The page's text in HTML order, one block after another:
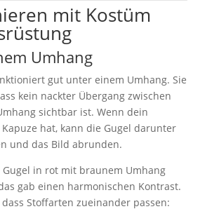
mit Kostüm
Umhang
gut unter einem Umhang. Sie
kein nackter Übergang zwischen
sichtbar ist. Wenn dein
hat, kann die Gugel darunter
und das Bild abrunden.
Gugel in rot mit braunem Umhang
gab einen harmonischen Kontrast.
Stoffarten zueinander passen: